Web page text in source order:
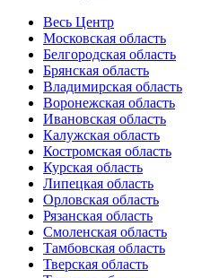
Весь Центр
Московская область
Белгородская область
Брянская область
Владимирская область
Воронежская область
Ивановская область
Калужская область
Костромская область
Курская область
Липецкая область
Орловская область
Рязанская область
Смоленская область
Тамбовская область
Тверская область